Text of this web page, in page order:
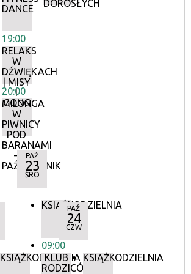
DANCE
19:00
RELAKS
W
DŹWIĘKACH
| MISY
I
GONG
20:00
MILONGA
W
PIWNICY
POD
BARANAMI
–
PAŹDZIERNIK
DOROSŁYCH
KSIĄŻKODZIELNIA
PAŹ
23
ŚRO
KSIĄŻKODZIELNIA
09:00
KLUB
RODZICÓW:
PAŹ
24
CZW
KSIĄŻKODZIELNIA